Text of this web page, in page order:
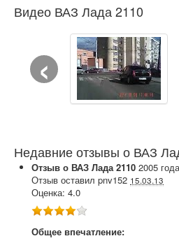
Видео ВАЗ Лада 2110
‹
Недавние отзывы о ВАЗ
Отзыв о ВАЗ Лада 2110 2005
Отзыв оставил pnv152 15.03.13
Оценка: 4.0
Общее впечатление: